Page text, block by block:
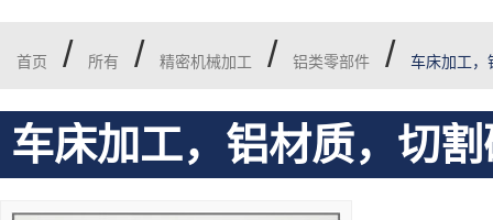
首页 / 所有 / 精密机械加工 / 铝类零部件 / 车床加工，
车床加工，铝材质，切